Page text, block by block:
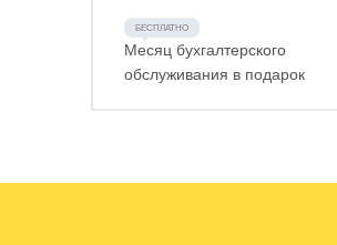
Месяц бухгалтерского
обслуживания в подарок